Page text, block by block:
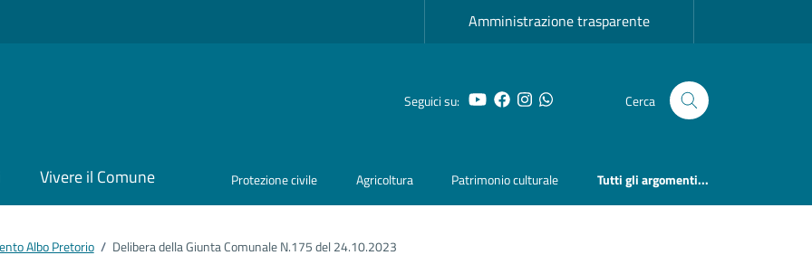
Amministrazione trasparente
Seguici su: YouTube
Facebook
Instagram
Whatsapp Cerca
Vivere il Comune Protezione civile Agricoltura Patrimonio culturale Tutti gli argomenti...
Albo Pretorio / Delibera della Giunta Comunale N.175 del 24.10.2023